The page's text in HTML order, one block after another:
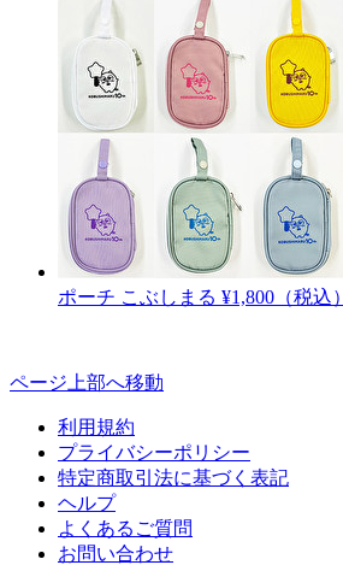
ポーチ こぶしまる ¥1,800（税込）
ページ上部へ移動
利用規約
プライバシーポリシー
特定商取引法に基づく表記
ヘルプ
よくあるご質問
お問い合わせ